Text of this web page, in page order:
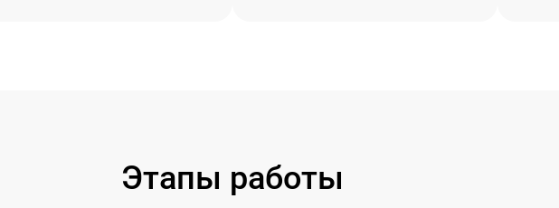
Этапы работы